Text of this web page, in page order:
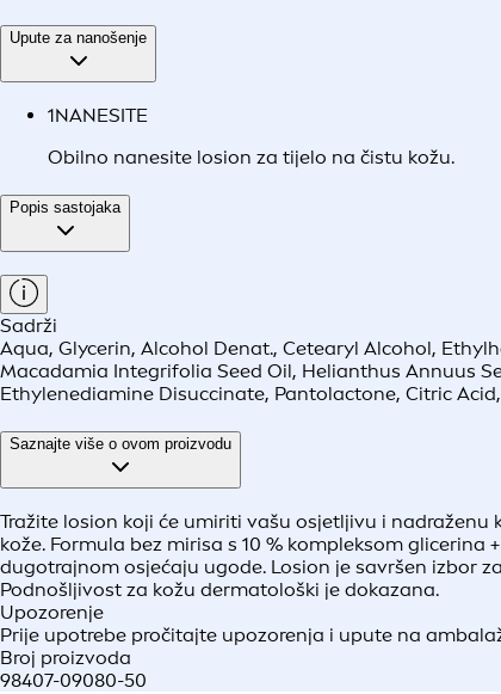
Upute za nanošenje
1NANESITE
Obilno nanesite losion za tijelo na čistu kožu.
Popis sastojaka
Sadrži
Aqua, Glycerin, Alcohol Denat., Cetearyl Alcohol,
Macadamia Integrifolia Seed Oil, Helianthus Annuus
Ethylenediamine Disuccinate, Pantolactone, Citric
Saznajte više o ovom proizvodu
Tražite losion koji će umiriti vašu osjetljivu i nadraženu
kože. Formula bez mirisa s 10 % kompleksom
dugotrajnom osjećaju ugode. Losion je savršen izbor
Podnošljivost za kožu dermatološki je dokazana.
Upozorenje
Prije upotrebe pročitajte upozorenja i upute na
Broj proizvoda
98407-09080-50